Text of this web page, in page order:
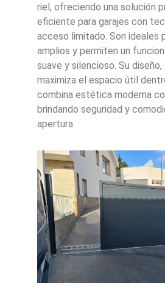
riel, ofreciendo una solución
eficiente para garajes con
acceso limitado. Son ideales
amplios y permiten un
suave y silencioso. Su diseño,
maximiza el espacio útil
combina estética moderna
brindando seguridad y
apertura.